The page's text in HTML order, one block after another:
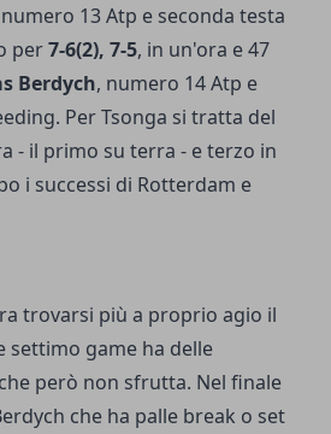
13 Atp e seconda testa
per7-6(2), 7-5, in un'ora e 47
Berdych, numero 14 Atp e
Per Tsonga si tratta del
- il primo su terra - e terzo in
i successi di Rotterdam e
trovarsi più a proprio agio il
settimo game ha delle
però non sfrutta. Nel finale
che ha palle break o set